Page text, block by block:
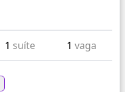
1 suíte 1 vaga